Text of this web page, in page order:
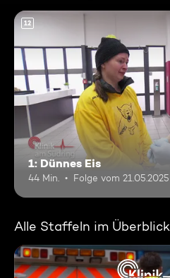
12
1: Dünnes Eis
44 Min. Folge vom 21.05.2025
Alle Staffeln im Überblick